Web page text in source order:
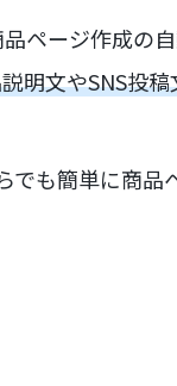
ページ作成の自
明文やSNS投
でも簡単に商品